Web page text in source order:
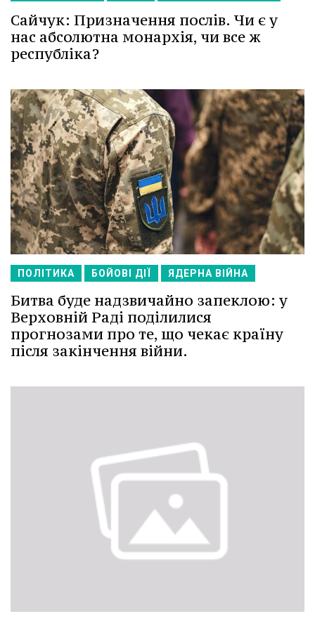
Сайчук: Призначення послів. Чи є у
нас абсолютна монархія, чи все ж
республіка?
ПОЛІТИКА БОЙОВІ ДІЇ ЯДЕРНА ВІЙНА
Битва буде надзвичайно запеклою: у
Верховній Раді поділилися
прогнозами про те, що чекає країну
після закінчення війни.